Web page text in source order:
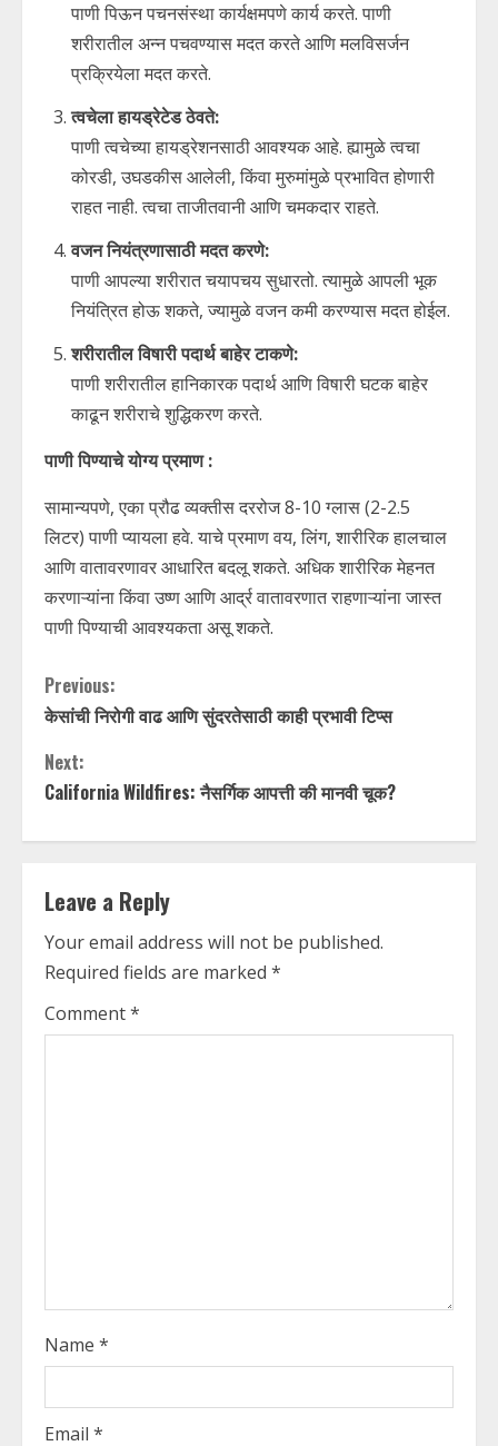
पाणी पिऊन पचनसंस्था कार्यक्षमपणे कार्य करते. पाणी
शरीरातील अन्न पचवण्यास मदत करते आणि मलविसर्जन
प्रक्रियेला मदत करते.
त्वचेला हायड्रेटेड ठेवते:
पाणी त्वचेच्या हायड्रेशनसाठी आवश्यक आहे. ह्यामुळे त्वचा
कोरडी, उघडकीस आलेली, किंवा मुरुमांमुळे प्रभावित होणारी
राहत नाही. त्वचा ताजीतवानी आणि चमकदार राहते.
वजन नियंत्रणासाठी मदत करणे:
पाणी आपल्या शरीरात चयापचय सुधारतो. त्यामुळे आपली भूक
नियंत्रित होऊ शकते, ज्यामुळे वजन कमी करण्यास मदत होईल.
शरीरातील विषारी पदार्थ बाहेर टाकणे:
पाणी शरीरातील हानिकारक पदार्थ आणि विषारी घटक बाहेर
काढून शरीराचे शुद्धिकरण करते.
पाणी पिण्याचे योग्य प्रमाण :
सामान्यपणे, एका प्रौढ व्यक्तीस दररोज 8-10 ग्लास (2-2.5
लिटर) पाणी प्यायला हवे. याचे प्रमाण वय, लिंग, शारीरिक हालचाल
आणि वातावरणावर आधारित बदलू शकते. अधिक शारीरिक मेहनत
करणाऱ्यांना किंवा उष्ण आणि आर्द्र वातावरणात राहणाऱ्यांना जास्त
पाणी पिण्याची आवश्यकता असू शकते.
C
o
n
t
i
n
u
e
n
g
Previous:
केसांची निरोगी वाढ आणि सुंदरतेसाठी काही प्रभावी टिप्स
Next:
California Wildfires: नैसर्गिक आपत्ती की मानवी चूक?
Leave a Reply
Your email address will not be published.
Required fields are marked *
Comment*
Name *
Email *